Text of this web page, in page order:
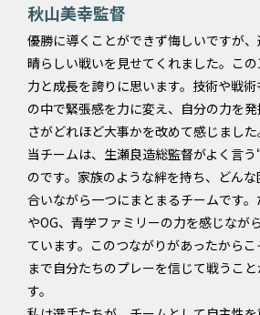
秋山美幸監督
優勝に導くことができず悔しいですが
晴らしい戦いを見せてくれました。こ
力と成長を誇りに思います。技術や戦
の中で緊張感を力に変え、自分の力を
さがどれほど大事かを改めて感じました
当チームは、生瀬良造総監督がよく言
のです。家族のような絆を持ち、どん
合いながら一つにまとまるチームです
やOG、青学ファミリーの力を感じなが
ています。このつながりがあったから
まで自分たちのプレーを信じて戦うこ
す。